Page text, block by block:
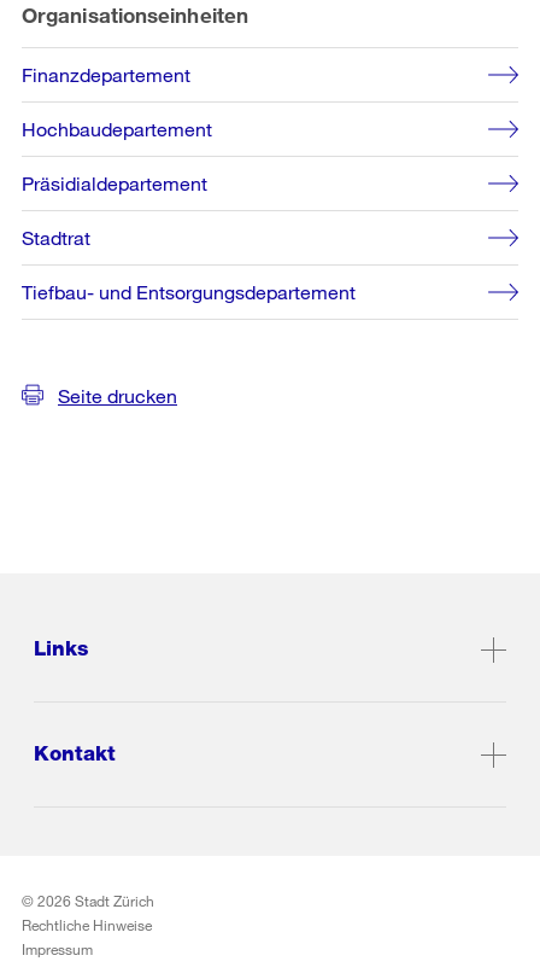
Organisationseinheiten
Finanzdepartement
Hochbaudepartement
Präsidialdepartement
Stadtrat
Tiefbau- und Entsorgungsdepartement
Seite drucken
Links
Kontakt
© 2026 Stadt Zürich
Rechtliche Hinweise
Impressum